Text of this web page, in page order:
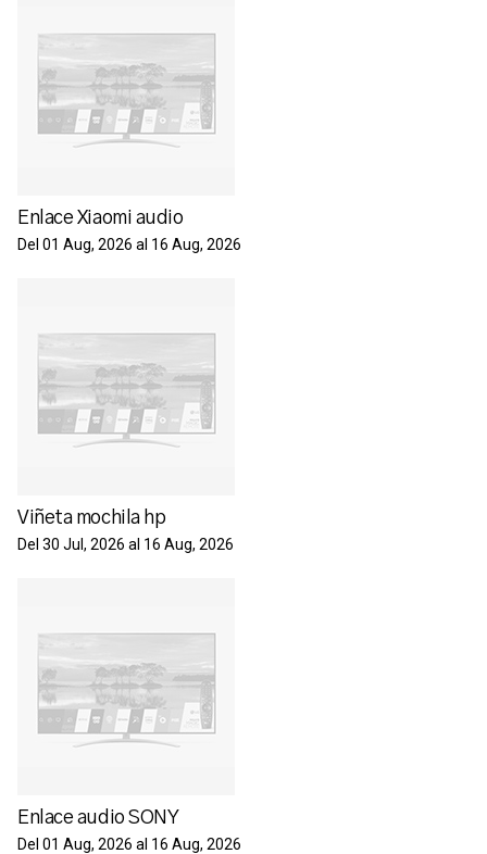
Enlace Xiaomi audio
Del 01 Aug, 2026 al 16 Aug, 2026
Viñeta mochila hp
Del 30 Jul, 2026 al 16 Aug, 2026
Enlace audio SONY
Del 01 Aug, 2026 al 16 Aug, 2026